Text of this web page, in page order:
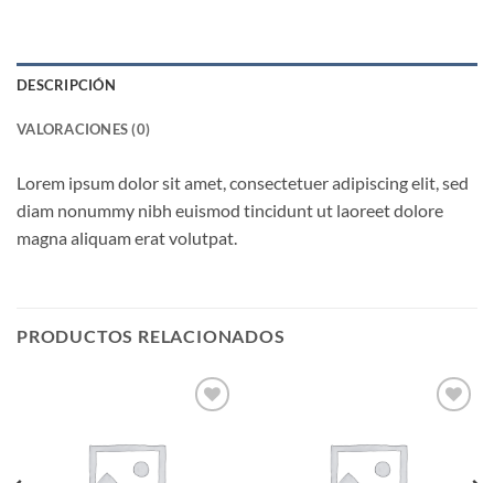
DESCRIPCIÓN
VALORACIONES (0)
Lorem ipsum dolor sit amet, consectetuer adipiscing elit, sed
diam nonummy nibh euismod tincidunt ut laoreet dolore
magna aliquam erat volutpat.
PRODUCTOS RELACIONADOS